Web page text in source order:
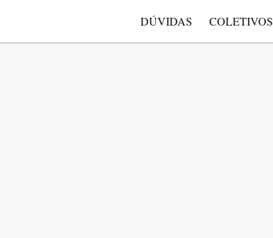
DÚVIDAS COLETIVOS